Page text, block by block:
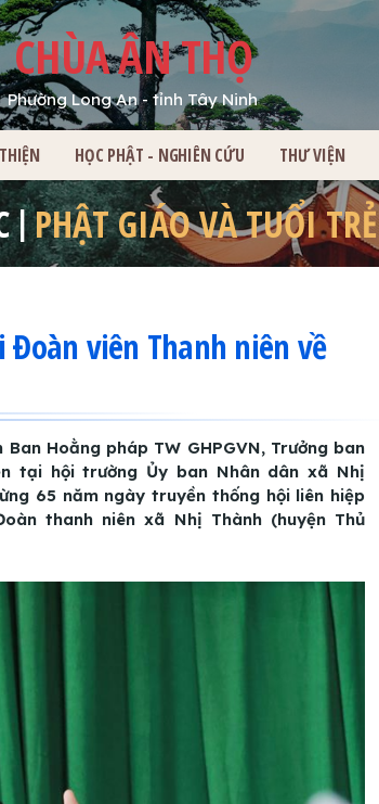
CHÙA ÂN THỌ
Phường Long An - tỉnh Tây Ninh
HỌC PHẬT - NGHIÊN CỨU THƯ VIỆN
PHẬT GIÁO VÀ TUỔI TRẺ
viên Thanh niên về
Hoằng pháp TW GHPGVN, Trưởng ban
tại hội trường Ủy ban Nhân dân xã Nhị
65 năm ngày truyền thống hội liên hiệp
thanh niên xã Nhị Thành (huyện Thủ